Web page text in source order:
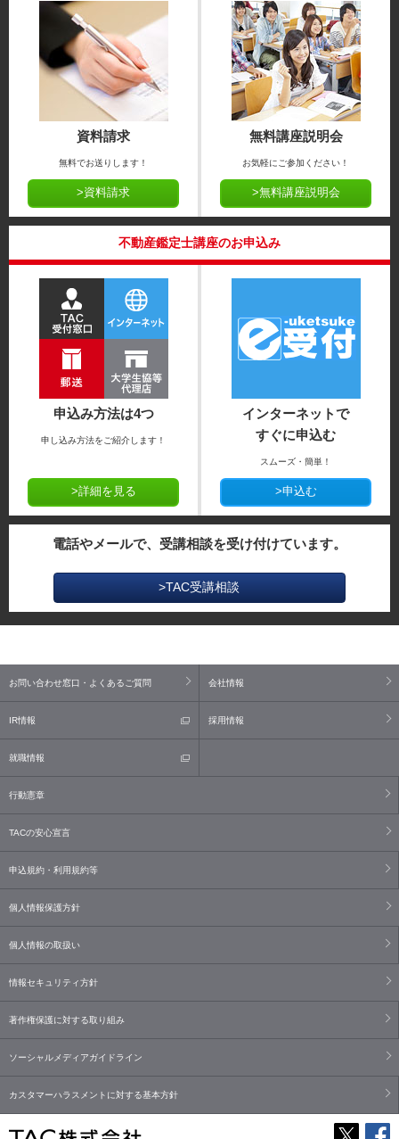
資料請求
無料でお送りします！
>資料請求
無料講座説明会
お気軽にご参加ください！
>無料講座説明会
不動産鑑定士講座のお申込み
申込み方法は4つ
申し込み方法をご紹介します！
>詳細を見る
インターネットで
すぐに申込む
スムーズ・簡単！
>申込む
電話やメールで、受講相談を受け付けています。
>TAC受講相談
お問い合わせ窓口・よくあるご質問 会社情報
IR情報 採用情報
就職情報
行動憲章
TACの安心宣言
申込規約・利用規約等
個人情報保護方針
個人情報の取扱い
情報セキュリティ方針
著作権保護に対する取り組み
ソーシャルメディアガイドライン
カスタマーハラスメントに対する基本方針